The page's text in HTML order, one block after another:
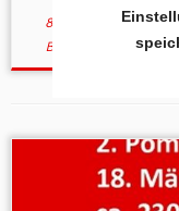
8. Januar 2020in
Burna